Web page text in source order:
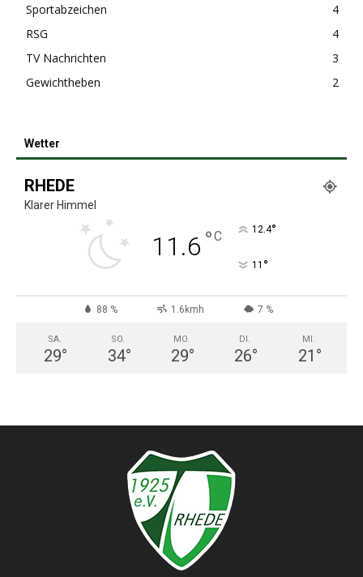
Sportabzeichen
4
RSG
4
TV Nachrichten
3
Gewichtheben
2
Wetter
RHEDE
Klarer Himmel
11.6 °C 12.4°
11 °
88 % 1.6kmh 7 %
SA.
29°
SO.
34°
MO.
29°
DI.
26°
MI.
21 °